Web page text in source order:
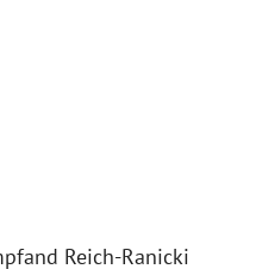
Reich-Ranicki